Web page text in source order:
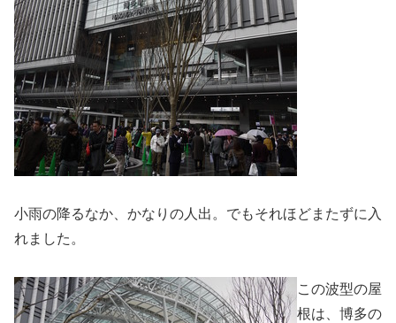
小雨の降るなか、かなりの人出。でもそれほどまたずに入
れました。
この波型の屋
根は、博多の